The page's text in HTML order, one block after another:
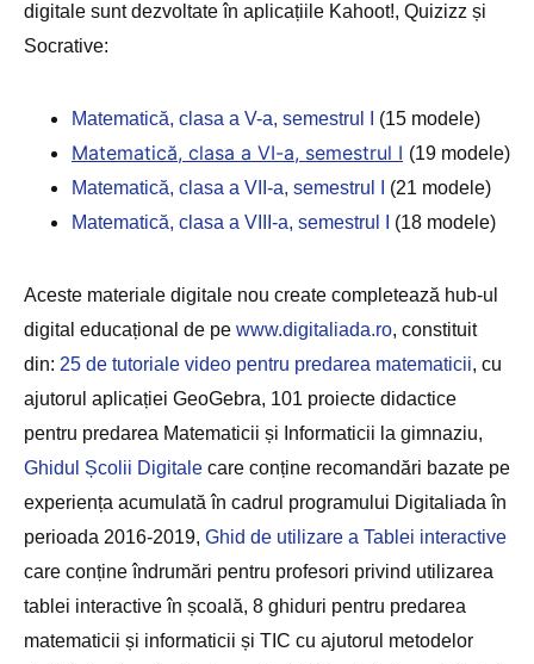
digitale sunt dezvoltate în aplicațiile Kahoot!, Quizizz și
Socrative:
Matematică, clasa a V-a, semestrul I (15 modele)
Matematică, clasa a VI-a, semestrul I (19 modele)
Matematică, clasa a VII-a, semestrul I
(21 modele)
Matematică, clasa a VIII-a, semestrul I
(18 modele)
Aceste materiale digitale nou create completează hub-ul
digital educațional de pe www.digitaliada.ro, constituit
din: 25 de tutoriale video pentru predarea matematicii, cu
ajutorul aplicației GeoGebra, 101 proiecte didactice
pentru predarea Matematicii și Informaticii la gimnaziu,
Ghidul Școlii Digitale care conține recomandări bazate pe
experiența acumulată în cadrul programului Digitaliada în
perioada 2016-2019, Ghid de utilizare a Tablei interactive
care conțineîndrumări pentru profesori privind utilizarea
tablei interactive în școală, 8 ghiduri pentru predarea
matematicii și informaticii și TIC cu ajutorul metodelor